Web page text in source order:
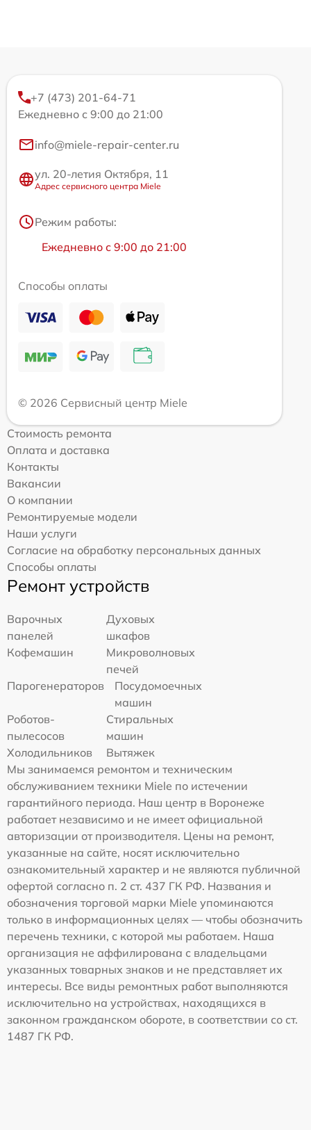
+7 (473) 201-64-71
Ежедневно с 9:00 до 21:00
info@miele-repair-center.ru
ул. 20-летия Октября, 11
Адрес сервисного центра Miele
Режим работы:
Ежедневно с 9:00 до 21:00
Способы оплаты
© 2026 Сервисный центр Miele
Стоимость ремонта
Оплата и доставка
Контакты
Вакансии
О компании
Ремонтируемые модели
Наши услуги
Согласие на обработку персональных данных
Способы оплаты
Ремонт устройств
Варочных
панелей
Духовых
шкафов
Кофемашин
Микроволновых
печей
Парогенераторов
Посудомоечных
машин
Роботов-
пылесосов
Стиральных
машин
Холодильников
Вытяжек
Мы занимаемся ремонтом и техническим
обслуживанием техники Miele по истечении
гарантийного периода. Наш центр в Воронеже
работает независимо и не имеет официальной
авторизации от производителя. Цены на ремонт,
указанные на сайте, носят исключительно
ознакомительный характер и не являются публичной
офертой согласно п. 2 ст. 437 ГК РФ. Названия и
обозначения торговой марки Miele упоминаются
только в информационных целях — чтобы обозначить
перечень техники, с которой мы работаем. Наша
организация не аффилирована с владельцами
указанных товарных знаков и не представляет их
интересы. Все виды ремонтных работ выполняются
исключительно на устройствах, находящихся в
законном гражданском обороте, в соответствии со ст.
1487 ГК РФ.